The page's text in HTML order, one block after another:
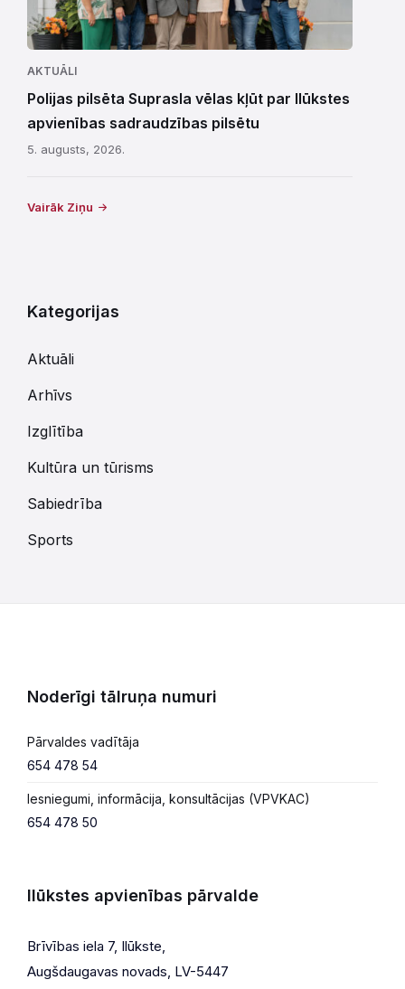
AKTUĀLI
Polijas pilsēta Suprasla vēlas kļūt par Ilūkstes
apvienības sadraudzības pilsētu
5. augusts, 2026.
Vairāk Ziņu
Kategorijas
Aktuāli
Arhīvs
Izglītība
Kultūra un tūrisms
Sabiedrība
Sports
Noderīgi tālruņa numuri
Pārvaldes vadītāja
654 478 54
Iesniegumi, informācija, konsultācijas (VPVKAC)
654 478 50
Ilūkstes apvienības pārvalde
Brīvības iela 7, Ilūkste,
Augšdaugavas novads, LV-5447